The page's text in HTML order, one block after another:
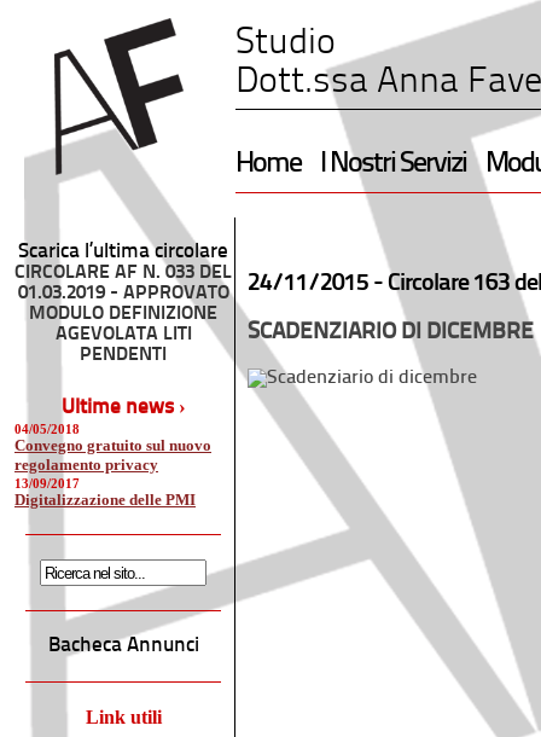
Studio
Dott.ssa Anna
Home I Nostri Servizi
Scarica l’ultima circolare
CIRCOLARE AF N. 033 DEL
01.03.2019 - APPROVATO
MODULO DEFINIZIONE
AGEVOLATA LITI
PENDENTI
Ultime news ›
04/05/2018
Convegno gratuito sul nuovo
regolamento privacy
13/09/2017
Digitalizzazione delle PMI
Bacheca Annunci
Link utili
24/11/2015 - Circolare 163
SCADENZIARIO DI DICEMBRE